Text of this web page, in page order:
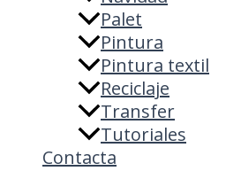
Palet
Pintura
Pintura textil
Reciclaje
Transfer
Tutoriales
Contacta